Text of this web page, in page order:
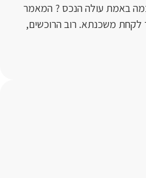
באמת עולה הנכס ? המאמר
לקחת משכנתא. רוב הרוכשים,